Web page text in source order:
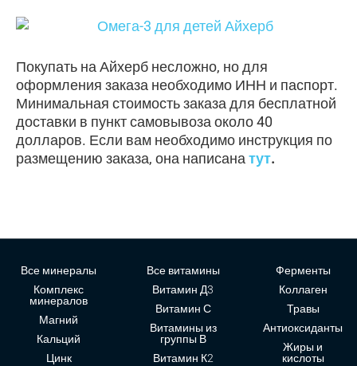
Покупать на Айхерб несложно, но для
оформления заказа необходимо ИНН и паспорт.
Минимальная стоимость заказа для бесплатной
доставки в пункт самовывоза около 40
долларов. Если вам необходимо инструкция по
размещению заказа, она написанатут.
Все минералы
Комплекс
минералов
Магний
Кальций
Цинк
Все витамины
Витамин Д3
Витамин С
Витамины из
группы В
Витамин К2
Ферменты
Коллаген
Травы
Антиоксиданты
Жиры и
кислоты